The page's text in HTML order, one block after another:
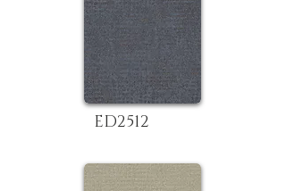
ED2512